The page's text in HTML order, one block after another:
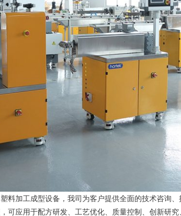
料加工成型设备，我司为客户提供全面的技术咨询
可应用于配方研发、工艺优化、质量控制、创新研